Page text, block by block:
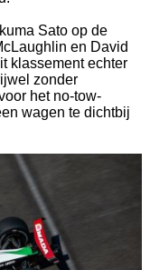
Sato op de
en David
klassement echter
zonder
het no-tow-
wagen te dichtbij